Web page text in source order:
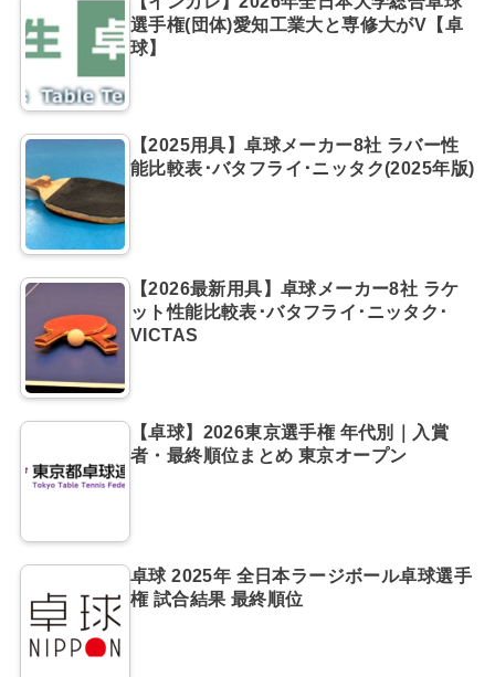
選手権(団体)愛知工業大と専修大がV【卓
球】
【2025用具】卓球メーカー8社 ラバー性
能比較表･バタフライ･ニッタク(2025年版)
【2026最新用具】卓球メーカー8社 ラケ
ット性能比較表･バタフライ･ニッタク･
VICTAS
【卓球】2026東京選手権 年代別｜入賞
者・最終順位まとめ 東京オープン
卓球 2025年 全日本ラージボール卓球選手
権 試合結果 最終順位